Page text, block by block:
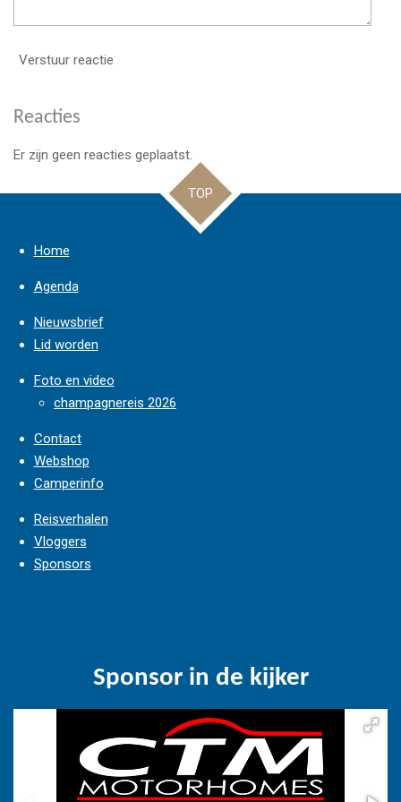
Verstuur reactie
Reacties
Er zijn geen reacties geplaatst.
TOP
Home
Agenda
Nieuwsbrief
Lid worden
Foto en video
champagnereis 2026
Contact
Webshop
Camperinfo
Reisverhalen
Vloggers
Sponsors
Sponsor in de kijker